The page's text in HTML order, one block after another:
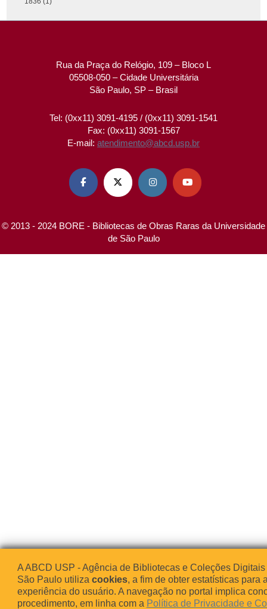
Rua da Praça do Relógio, 109 – Bloco L
05508-050 – Cidade Universitária
São Paulo, SP – Brasil
Tel: (0xx11) 3091-4195 / (0xx11) 3091-1541
Fax: (0xx11) 3091-1567
E-mail: atendimento@abcd.usp.br
   
© 2013 - 2024 BORE - Bibliotecas de Obras Raras da Universidade
de São Paulo
A ABCD USP - Agência de Bibliotecas e Coleções
São Paulo utiliza cookies, a fim de obter estatísticas para
experiência do usuário. A navegação no portal implica
procedimento, em linha com a Política de Privacidade e